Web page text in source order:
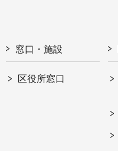
窓口・施設
区役所窓口